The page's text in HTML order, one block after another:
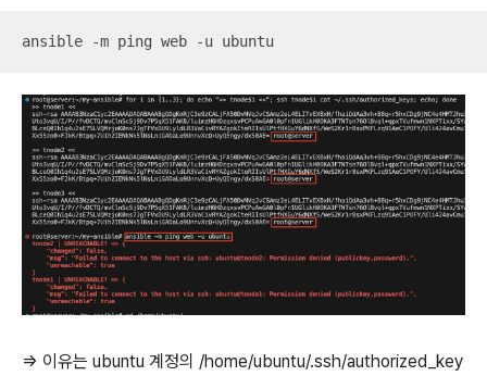
ansible -m ping web -u ubuntu
=> 이유는 ubuntu 계정의 /home/ubuntu/.ssh/authorized_key